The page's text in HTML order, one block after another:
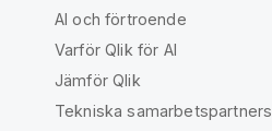
AI och förtroende
Varför Qlik för AI
Jämför Qlik
Tekniska samarbetspartners